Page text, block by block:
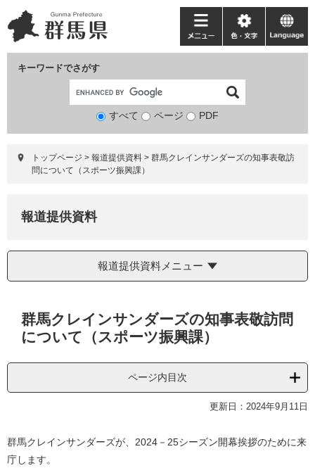
ー
ジ
ニ
ュ
て
キーワードでさがす
検
象
すべて ページ PDF
メ
ニ
ー
色・
文
language
トップページ > 報道提供資料 > 群馬クレインサンダーズの知事表敬訪
問について（スポーツ振興課）
報道提供資料
報道提供資料メニュー
群馬クレインサンダーズの知事表敬訪問
について（スポーツ振興課）
ページ内目次
更新日：2024年9月11日
群馬クレインサンダーズが、2024－25シーズン開幕挨拶のために来
庁します。